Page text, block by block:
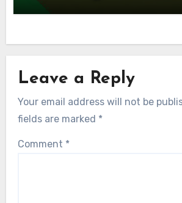
Leave a Reply
Your email address will not be
fields are marked *
Comment *